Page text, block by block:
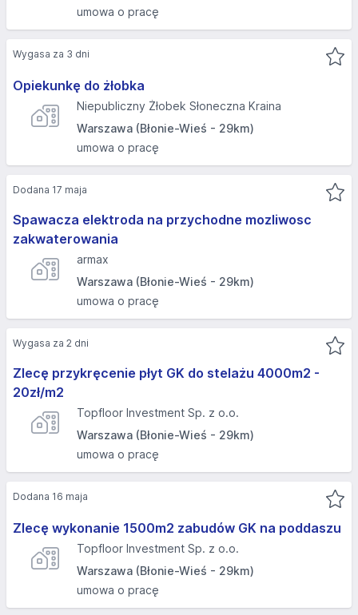
umowa o pracę
Opiekunkę do żłobka
Niepubliczny Żłobek Słoneczna Kraina
Warszawa (Błonie-Wieś - 29km)
umowa o pracę
Wygasa za 3 dni
Spawacza elektroda na przychodne mozliwosc
zakwaterowania
armax
Warszawa (Błonie-Wieś - 29km)
umowa o pracę
Dodana 17 maja
Zlecę przykręcenie płyt GK do stelażu 4000m2 -
20zł/m2
Topfloor Investment Sp. z o.o.
Warszawa (Błonie-Wieś - 29km)
umowa o pracę
Wygasa za 2 dni
Zlecę wykonanie 1500m2 zabudów GK na poddaszu
Topfloor Investment Sp. z o.o.
Warszawa (Błonie-Wieś - 29km)
umowa o pracę
Dodana 16 maja